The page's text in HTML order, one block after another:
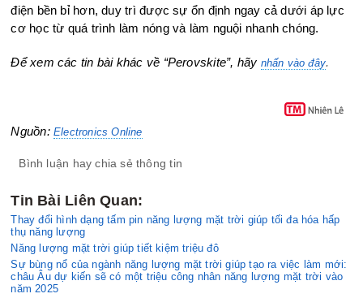
điện bền bỉ hơn, duy trì được sự ổn định ngay cả dưới áp lực
cơ học từ quá trình làm nóng và làm nguội nhanh chóng.
Để xem các tin bài khác về “Perovskite”, hãy nhấn vào đây.
Nguồn:Electronics Online
Bình luận hay chia sẻ thông tin
Tin Bài Liên Quan:
Thay đổi hình dạng tấm pin năng lượng mặt trời giúp tối đa hóa hấp
thụ năng lượng
Năng lượng mặt trời giúp tiết kiệm triệu đô
Sự bùng nổ của ngành năng lượng mặt trời giúp tạo ra việc làm mới:
châu Âu dự kiến ​​sẽ có một triệu công nhân năng lượng mặt trời vào
năm 2025